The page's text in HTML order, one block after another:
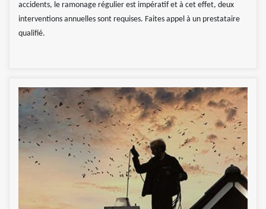
accidents, le ramonage régulier est impératif et à cet effet, deux
interventions annuelles sont requises. Faites appel à un prestataire
qualifié.